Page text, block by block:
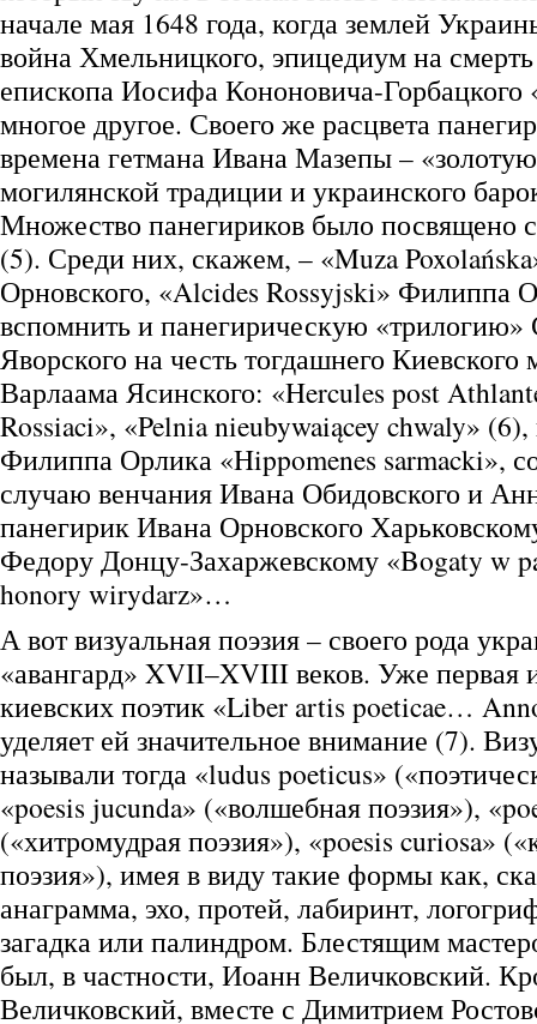
начале мая 1648 года, когда землей
война Хмельницкого, эпицедиум на
епископа Иосифа Кононовича-Горбацкого
многое другое. Своего же расцвета
времена гетмана Ивана Мазепы –
могилянской традиции и украинского
Множество панегириков было посвящено
(5). Среди них, скажем, – «Muza
Орновского, «Alcides Rossyjski» Филиппа
вспомнить и панегирическую «трилогию»
Яворского на честь тогдашнего Киевского
Варлаама Ясинского: «Hercules post
Rossiaci», «Pelnia nieubywaiącey chwaly»
Филиппа Орлика «Hippomenes sarmacki»,
случаю венчания Ивана Обидовского и
панегирик Ивана Орновского
Федору Донцу-Захаржевскому «Bogaty w
honory wirydarz»…
А вот визуальная поэзия – своего рода
«авангард» XVII–XVIII веков. Уже первая
киевских поэтик «Liber artis poeticae…
уделяет ей значительное внимание (7).
называли тогда «ludus poeticus»
«poesis jucunda» («волшебная поэзия»),
(«хитромудрая поэзия»), «poesis curiosa»
поэзия»), имея в виду такие формы как,
анаграмма, эхо, протей, лабиринт,
загадка или палиндром. Блестящим
был, в частности, Иоанн Величковский.
Величковский, вместе с Димитрием